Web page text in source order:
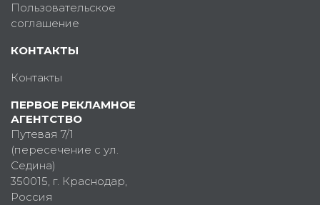
Пользовательское
соглашение
КОНТАКТЫ
Контакты
ПЕРВОЕ РЕКЛАМНОЕ
АГЕНТСТВО
Путевая 7/1
(пересечение с ул.
Седина)
350015, г. Краснодар,
Россия